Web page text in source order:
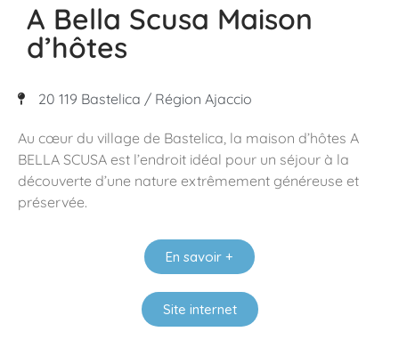
A Bella Scusa Maison
d’hôtes
20 119 Bastelica / Région Ajaccio
Au cœur du village de Bastelica, la maison d’hôtes A
BELLA SCUSA est l’endroit idéal pour un séjour à la
découverte d’une nature extrêmement généreuse et
préservée.
En savoir +
Site internet